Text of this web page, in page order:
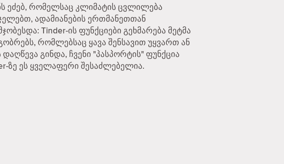
ეძებ, რომელსაც კლიმატის ცვლილება
ადამიანების ერთმანეთთან
Tinder-ის ფუნქციები გეხმარება მეტმა
რომლებსაც ყავა შენსავით უყვართ ან
გინდა, ჩვენი "პასპორტის" ფუნქცია
ზე ეს ყველაფერი შესაძლებელია.